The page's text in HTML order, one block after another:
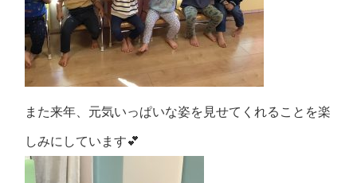
また来年、元気いっぱいな姿を見せてくれることを楽
しみにしています💕